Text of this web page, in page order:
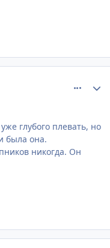
глубого плевать, но
была она.
никогда. Он